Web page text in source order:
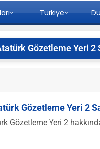
Türkiye
Gözetleme Yeri 2
Gözetleme Yeri 2
Gözetleme Yeri 2